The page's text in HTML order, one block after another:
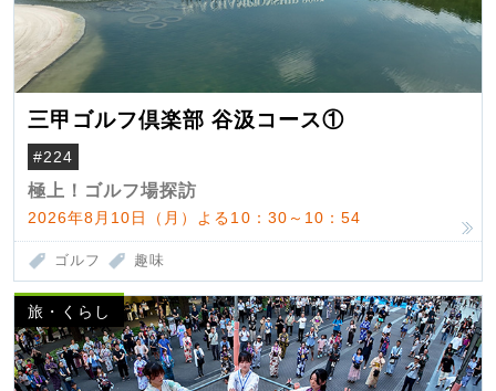
三甲ゴルフ倶楽部 谷汲コース①
#224
極上！ゴルフ場探訪
2026年8月10日（月）よる10：30～10：54
ゴルフ 趣味
旅・くらし